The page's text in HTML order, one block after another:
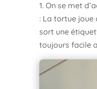
1. On se met
: La tortue joue
sort une
toujours facile